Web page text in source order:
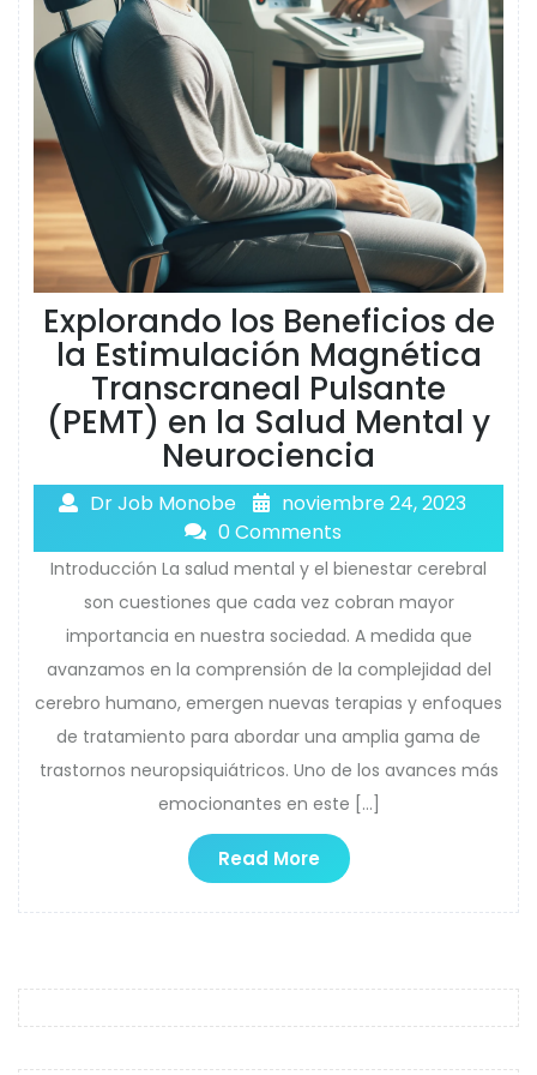
Explorando los Beneficios de
la Estimulación Magnética
Transcraneal Pulsante
(PEMT) en la Salud Mental y
Neurociencia
Dr Job Monobe
noviembre 24, 2023
0 Comments
Introducción La salud mental y el bienestar cerebral
son cuestiones que cada vez cobran mayor
importancia en nuestra sociedad. A medida que
avanzamos en la comprensión de la complejidad del
cerebro humano, emergen nuevas terapias y enfoques
de tratamiento para abordar una amplia gama de
trastornos neuropsiquiátricos. Uno de los avances más
emocionantes en este […]
Read More